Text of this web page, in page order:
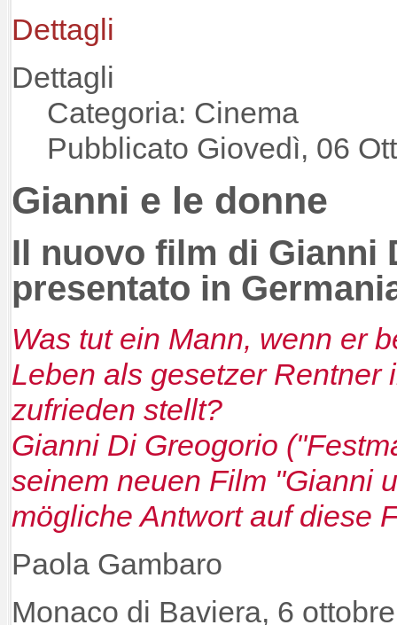
Dettagli
Dettagli
Categoria: Cinema
Pubblicato Giovedì, 06
Gianni e le donne
Il nuovo film di Gianni
presentato in
Was tut ein Mann, wenn er
Leben als gesetzer Rentner
zufrieden stellt?
Gianni Di Greogorio
seinem neuen Film "Gianni
mögliche Antwort auf diese
Paola Gambaro
Monaco di Baviera, 6